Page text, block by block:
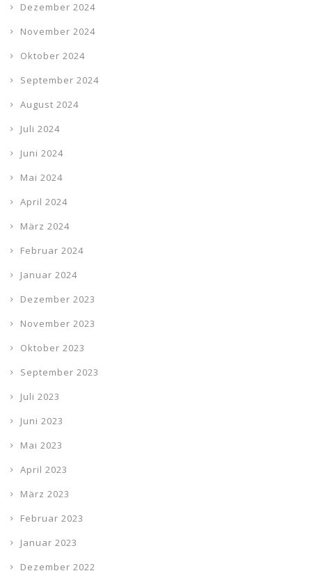
Dezember 2024
November 2024
Oktober 2024
September 2024
August 2024
Juli 2024
Juni 2024
Mai 2024
April 2024
März 2024
Februar 2024
Januar 2024
Dezember 2023
November 2023
Oktober 2023
September 2023
Juli 2023
Juni 2023
Mai 2023
April 2023
März 2023
Februar 2023
Januar 2023
Dezember 2022